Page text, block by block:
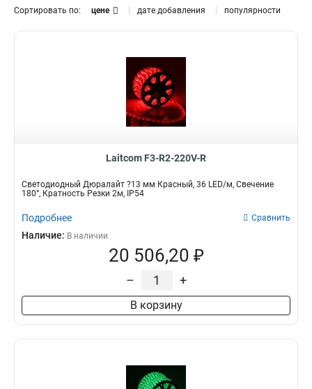
Сортировать по: цене дате добавления популярности
Laitcom F3-R2-220V-R
Светодиодный Дюралайт ?13 мм Красный, 36 LED/м, Свечение
180°, Кратность Резки 2м, IP54
Подробнее Сравнить
Наличие: В наличии
20 506,20 ₽
– +
В корзину